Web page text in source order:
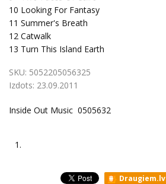
10 Looking For Fantasy
11 Summer's Breath
12 Catwalk
13 Turn This Island Earth
SKU: 5052205056325
Izdots: 23.09.2011
Inside Out Music 0505632
1.
Draugiem.lv